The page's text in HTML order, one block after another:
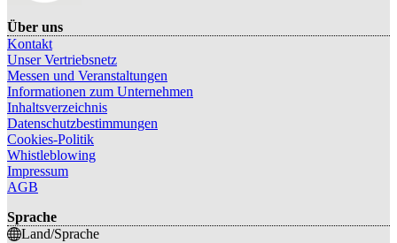
Über uns
Kontakt
Unser Vertriebsnetz
Messen und Veranstaltungen
Informationen zum Unternehmen
Inhaltsverzeichnis
Datenschutzbestimmungen
Cookies-Politik
Whistleblowing
Impressum
AGB
Sprache
Land/Sprache